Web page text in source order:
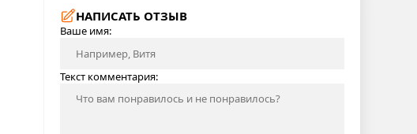
НАПИСАТЬ ОТЗЫВ
Ваше имя:
Текст комментария: